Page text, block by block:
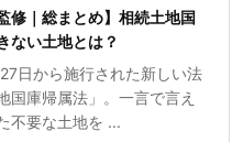
修｜総まとめ】相続土地国
ない土地とは？
日から施行された新しい法
国庫帰属法」。一言で言え
不要な土地を ...